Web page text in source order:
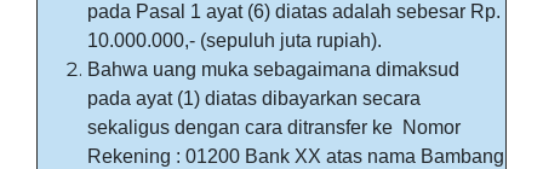
pada Pasal 1 ayat (6) diatas adalah sebesar Rp.
10.000.000,- (sepuluh juta rupiah).
Bahwa uang muka sebagaimana dimaksud
pada ayat (1) diatas dibayarkan secara
sekaligus dengan cara ditransfer ke Nomor
Rekening : 01200 Bank XX atas nama Bambang